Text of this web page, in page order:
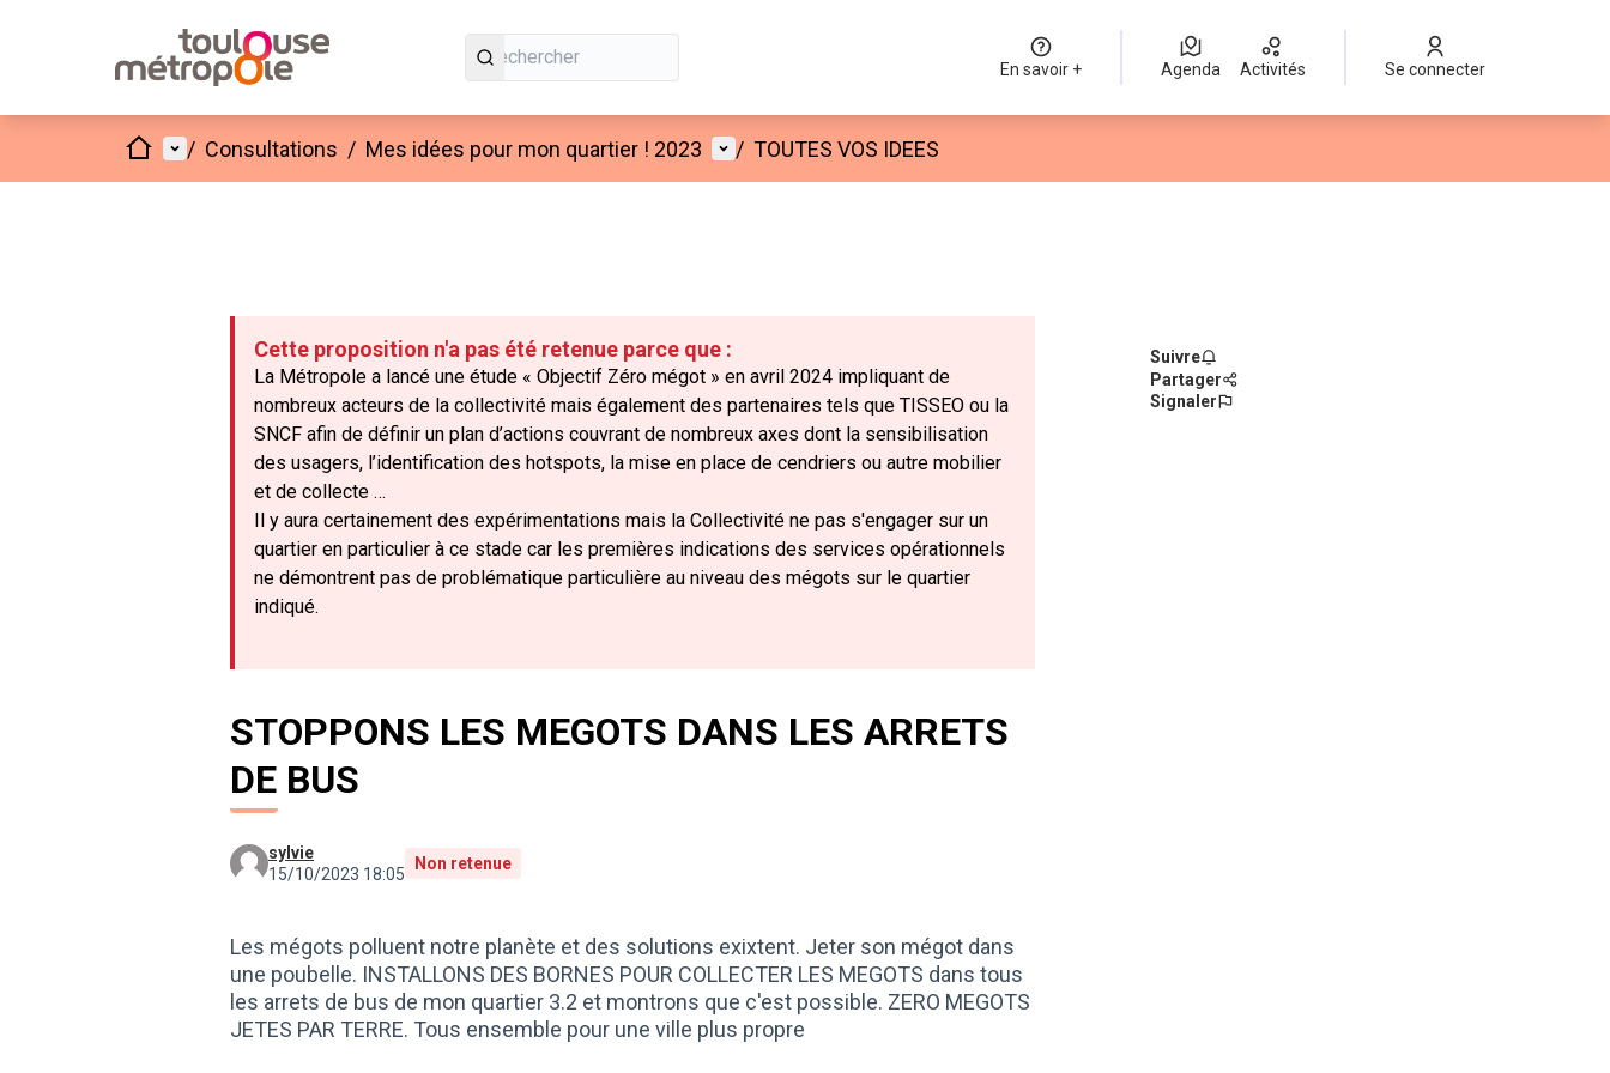
En savoir + Agenda Activités Se connecter
AccueilMenu principal
/ Consultations / Mes idées pour mon quartier ! 2023 Menu utilisateur
/ TOUTES VOS IDEES
Cette proposition n'a pas été retenue parce que :
La Métropole a lancé une étude « Objectif Zéro mégot » en avril 2024 impliquant de
nombreux acteurs de la collectivité mais également des partenaires tels que TISSEO ou la
SNCF afin de définir un plan d’actions couvrant de nombreux axes dont la sensibilisation
des usagers, l’identification des hotspots, la mise en place de cendriers ou autre mobilier
et de collecte …
Il y aura certainement des expérimentations mais la Collectivité ne pas s'engager sur un
quartier en particulier à ce stade car les premières indications des services opérationnels
ne démontrent pas de problématique particulière au niveau des mégots sur le quartier
indiqué.
STOPPONS LES MEGOTS DANS LES ARRETS
DE BUS
sylvie
15/10/2023 18:05
Non retenue
Les mégots polluent notre planète et des solutions exixtent. Jeter son mégot dans
une poubelle. INSTALLONS DES BORNES POUR COLLECTER LES MEGOTS dans tous
les arrets de bus de mon quartier 3.2 et montrons que c'est possible. ZERO MEGOTS
JETES PAR TERRE. Tous ensemble pour une ville plus propre
Suivre
Partager
Signaler